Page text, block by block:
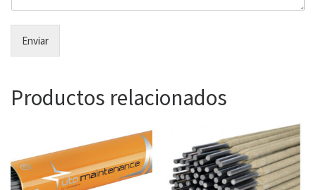
Enviar
Productos relacionados